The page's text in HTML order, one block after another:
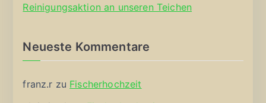
Reinigungsaktion an unseren Teichen
Neueste Kommentare
franz.r zu Fischerhochzeit